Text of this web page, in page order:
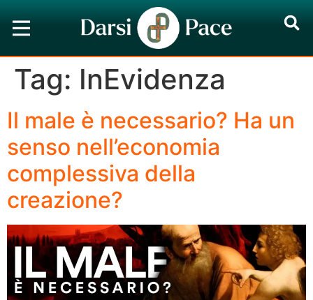
Tag: InEvidenza
Il male è necessario? Ha un
senso nell’economia
complessiva della
creazione?